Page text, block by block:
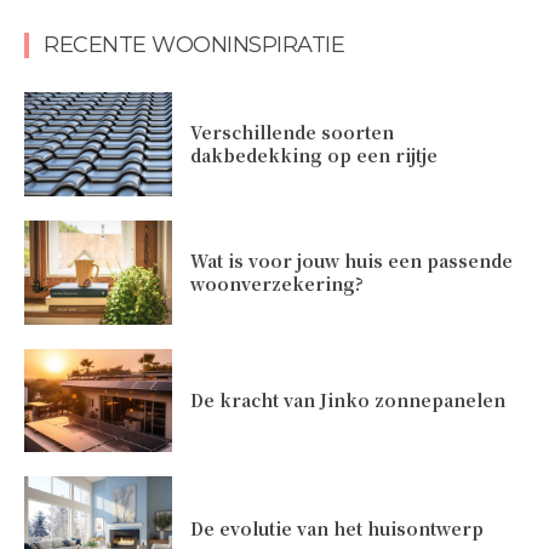
RECENTE WOONINSPIRATIE
Verschillende soorten
dakbedekking op een rijtje
Wat is voor jouw huis een passende
woonverzekering?
De kracht van Jinko zonnepanelen
De evolutie van het huisontwerp